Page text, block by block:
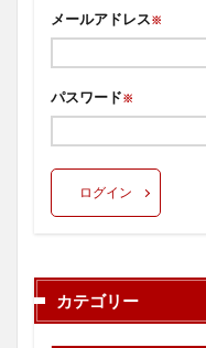
メールアドレス※
パスワード※
ログイン
カテゴリー